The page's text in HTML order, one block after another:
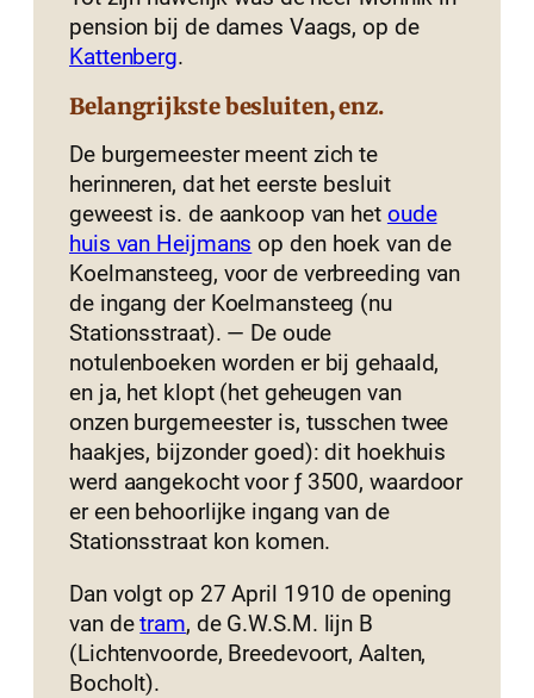
pension bij de dames Vaags, op de
Kattenberg.
Belangrijkste besluiten, enz.
De burgemeester meent zich te
herinneren, dat het eerste besluit
geweest is. de aankoop van het oude
huis van Heijmans op den hoek van de
Koelmansteeg, voor de verbreeding van
de ingang der Koelmansteeg (nu
Stationsstraat). — De oude
notulenboeken worden er bij gehaald,
en ja, het klopt (het geheugen van
onzen burgemeester is, tusschen twee
haakjes, bijzonder goed): dit hoekhuis
werd aangekocht voor ƒ 3500, waardoor
er een behoorlijke ingang van de
Stationsstraat kon komen.
Dan volgt op 27 April 1910 de opening
van detram, de G.W.S.M. lijn B
(Lichtenvoorde, Breedevoort, Aalten,
Bocholt).